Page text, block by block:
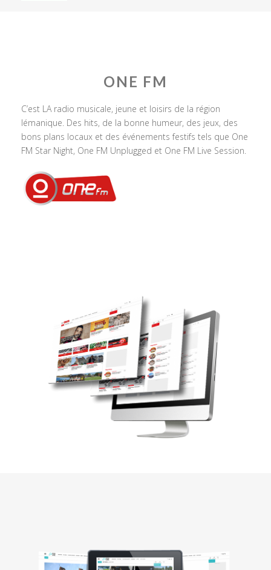
ONE FM
C’est LA radio musicale, jeune et loisirs de la région
lémanique. Des hits, de la bonne humeur, des jeux, des
bons plans locaux et des événements festifs tels que One
FM Star Night, One FM Unplugged et One FM Live Session.